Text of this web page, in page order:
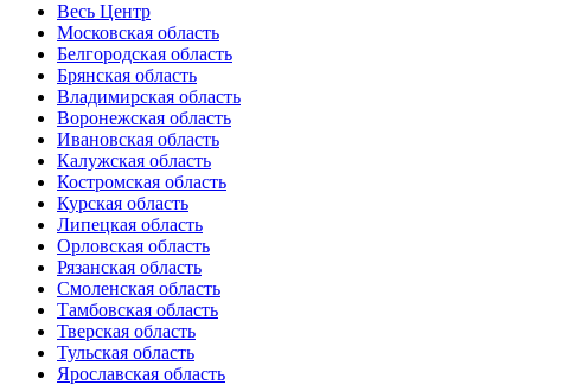
Весь Центр
Московская область
Белгородская область
Брянская область
Владимирская область
Воронежская область
Ивановская область
Калужская область
Костромская область
Курская область
Липецкая область
Орловская область
Рязанская область
Смоленская область
Тамбовская область
Тверская область
Тульская область
Ярославская область